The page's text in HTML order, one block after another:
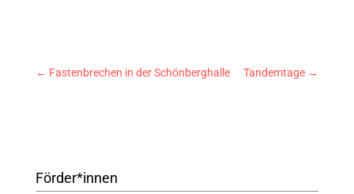
← Fastenbrechen in der Schönberghalle Tandemtage →
Förder*innen